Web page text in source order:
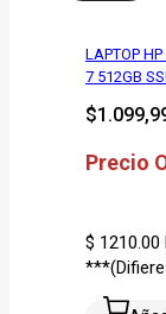
LAPTOP
7 512GB
$
Precio
$ 1210.00